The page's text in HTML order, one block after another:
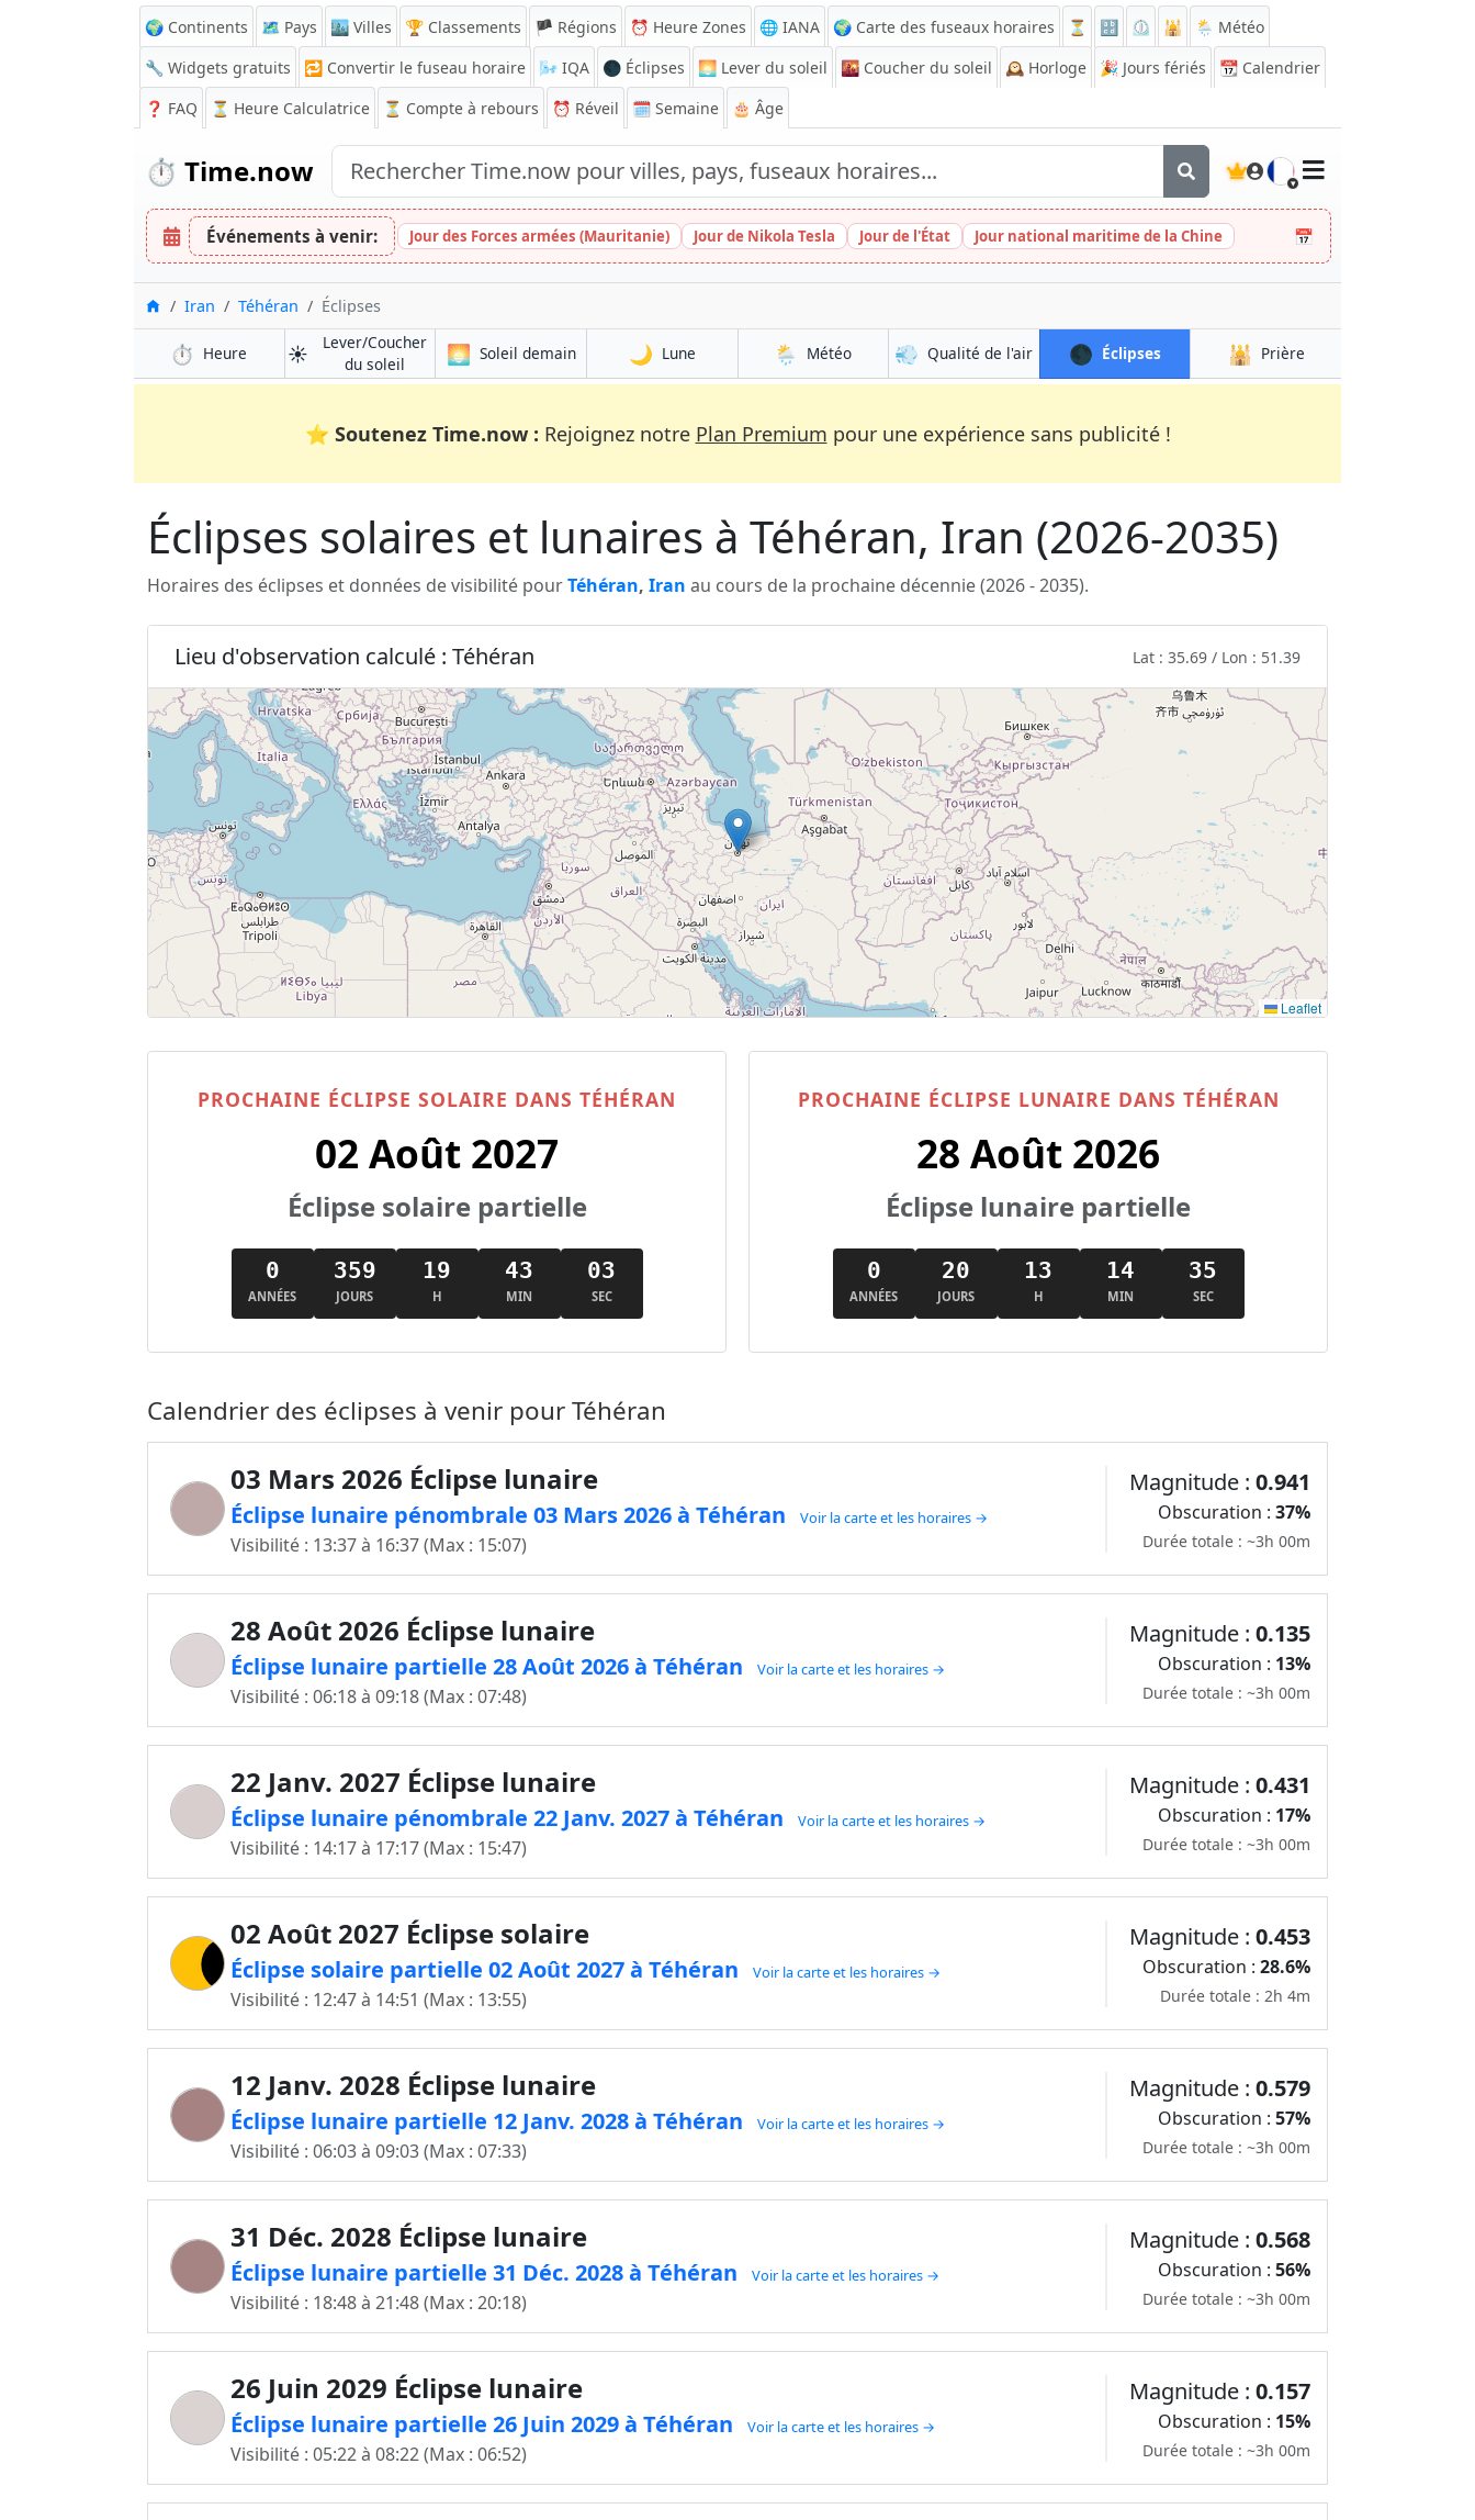
🌍 Continents 🗺️ Pays 🏙️ Villes 🏆 Classements 🏴 Régions ⏰ Heure Zones 🌐 IANA 🌍 Carte des fuseaux horaires ⏳ 🔡 ⏲️ 🕌
🌦️ Météo
🔧 Widgets gratuits
🔁 Convertir le fuseau horaire 🌬️ IQA 🌑 Éclipses 🌅 Lever du soleil 🌇 Coucher du soleil 🕰️ Horloge 🎉 Jours fériés 📆 Calendrier
❓ FAQ ⏳ Heure Calculatrice ⏳ Compte à rebours ⏰ Réveil 🗓️ Semaine 🎂 Âge
⏱️ Time.now 🇫🇷
Événements à venir: Jour des Forces armées (Mauritanie) Jour de Nikola Tesla Jour de l'État Jour national maritime de la Chine 📅
Accueil
Iran Téhéran Éclipses
⏱️ Heure ☀️
Lever/Coucher
du soleil
🌅 Soleil demain 🌙 Lune 🌦️ Météo 💨 Qualité de l'air 🌑 Éclipses 🕌 Prière
⭐ Soutenez Time.now : Rejoignez notre Plan Premium pour une expérience sans publicité !
Éclipses solaires et lunaires à Téhéran, Iran (2026-2035)
Horaires des éclipses et données de visibilité pourTéhéran, Iran au cours de la prochaine décennie (2026 - 2035).
Lieu d'observation calculé : Téhéran Lat : 35.69 / Lon : 51.39
Leaflet
PROCHAINE ÉCLIPSE SOLAIRE DANS TÉHÉRAN
02 Août 2027
Éclipse solaire partielle
0
ANNÉES
359
JOURS
19
H
43
MIN
02
SEC
PROCHAINE ÉCLIPSE LUNAIRE DANS TÉHÉRAN
28 Août 2026
Éclipse lunaire partielle
0
ANNÉES
20
JOURS
13
H
14
MIN
34
SEC
Calendrier des éclipses à venir pour Téhéran
03 Mars 2026 Éclipse lunaire
Éclipse lunaire pénombrale 03 Mars 2026 à Téhéran Voir la carte et les horaires →
Visibilité : 13:37 à 16:37 (Max : 15:07)
Magnitude : 0.941
Obscuration : 37%
Durée totale : ~3h 00m
28 Août 2026 Éclipse lunaire
Éclipse lunaire partielle 28 Août 2026 à Téhéran Voir la carte et les horaires →
Visibilité : 06:18 à 09:18 (Max : 07:48)
Magnitude : 0.135
Obscuration : 13%
Durée totale : ~3h 00m
22 Janv. 2027 Éclipse lunaire
Éclipse lunaire pénombrale 22 Janv. 2027 à Téhéran Voir la carte et les horaires →
Visibilité : 14:17 à 17:17 (Max : 15:47)
Magnitude : 0.431
Obscuration : 17%
Durée totale : ~3h 00m
02 Août 2027 Éclipse solaire
Éclipse solaire partielle 02 Août 2027 à Téhéran Voir la carte et les horaires →
Visibilité : 12:47 à 14:51 (Max : 13:55)
Magnitude : 0.453
Obscuration : 28.6%
Durée totale : 2h 4m
12 Janv. 2028 Éclipse lunaire
Éclipse lunaire partielle 12 Janv. 2028 à Téhéran Voir la carte et les horaires →
Visibilité : 06:03 à 09:03 (Max : 07:33)
Magnitude : 0.579
Obscuration : 57%
Durée totale : ~3h 00m
31 Déc. 2028 Éclipse lunaire
Éclipse lunaire partielle 31 Déc. 2028 à Téhéran Voir la carte et les horaires →
Visibilité : 18:48 à 21:48 (Max : 20:18)
Magnitude : 0.568
Obscuration : 56%
Durée totale : ~3h 00m
26 Juin 2029 Éclipse lunaire
Éclipse lunaire partielle 26 Juin 2029 à Téhéran Voir la carte et les horaires →
Visibilité : 05:22 à 08:22 (Max : 06:52)
Magnitude : 0.157
Obscuration : 15%
Durée totale : ~3h 00m